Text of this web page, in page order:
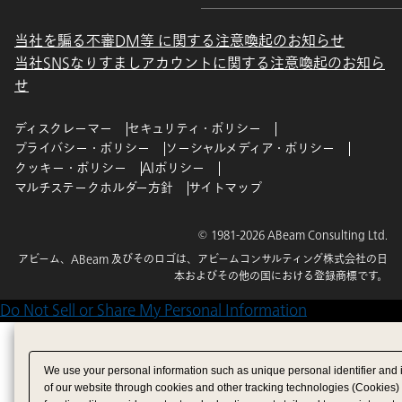
当社を騙る不審DM等 に関する注意喚起のお知らせ
当社SNSなりすましアカウントに関する注意喚起のお知ら
せ
ディスクレーマー
セキュリティ・ポリシー
プライバシー・ポリシー
ソーシャルメディア・ポリシー
クッキー・ポリシー
AIポリシー
マルチステークホルダー方針
サイトマップ
© 1981-2026 ABeam Consulting Ltd.
アビーム、ABeam 及びそのロゴは、アビームコンサルティング株式会社の日
本およびその他の国における登録商標です。
Do Not Sell or Share My Personal Information
We use your personal information such as unique personal identifier
of our website through cookies and other tracking technologies